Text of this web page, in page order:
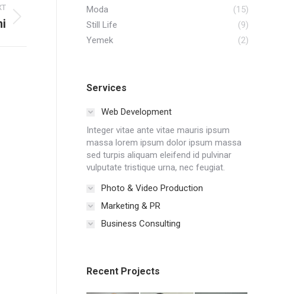
Moda
(15)
Still Life
(9)
Yemek
(2)
Services
Web Development
Integer vitae ante vitae mauris ipsum
massa lorem ipsum dolor ipsum massa
sed turpis aliquam eleifend id pulvinar
vulputate tristique urna, nec feugiat.
Photo & Video Production
Marketing & PR
Business Consulting
Recent Projects